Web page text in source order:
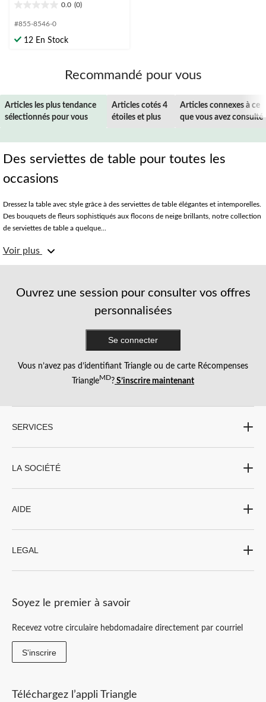
0.0 (0)
étoile(s)
5.
#855-8546-0
12 En Stock
Recommandé pour vous
Articles les plus tendance
sélectionnés pour vous
Articles cotés 4
étoiles et plus
Articles connexes à ce
que vous avez consulté
Des serviettes de table pour toutes les
occasions
Dressez la table avec style grâce à des serviettes de table élégantes et intemporelles.
Des bouquets de fleurs sophistiqués aux flocons de neige brillants, notre collection
de serviettes de table a quelque...
Le temps des Fêtes
avec des serviettes de table en papier personnalisées conçues spécialement pour la
des diplômes et s'accordent parfaitement avec nos bannières et ballons de remise
Fêtes générales
Vous avez un thème drôle et amusant en tête? Faites preuve d'audace avec nos
invités.
Voir plus
Ouvrez une session pour consulter vos offres
personnalisées
Se connecter
Vous n’avez pas d’identifiant Triangle ou de carte Récompenses
TriangleMD? S’inscrire maintenant
SERVICES
LA SOCIÉTÉ
AIDE
LEGAL
Soyez le premier à savoir
Recevez votre circulaire hebdomadaire directement par courriel
S'inscrire
Téléchargez l’appli Triangle